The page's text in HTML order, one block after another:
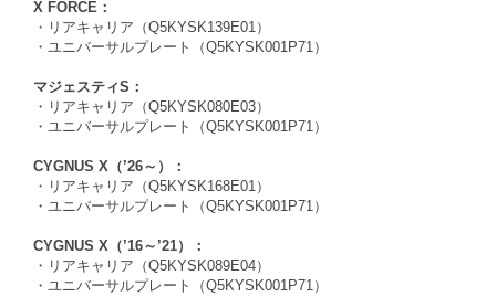
X FORCE：
・リアキャリア（Q5KYSK139E01）
・ユニバーサルプレート（Q5KYSK001P71）
マジェスティS：
・リアキャリア（Q5KYSK080E03）
・ユニバーサルプレート（Q5KYSK001P71）
CYGNUS X（’26～）：
・リアキャリア（Q5KYSK168E01）
・ユニバーサルプレート（Q5KYSK001P71）
CYGNUS X（’16～’21）：
・リアキャリア（Q5KYSK089E04）
・ユニバーサルプレート（Q5KYSK001P71）